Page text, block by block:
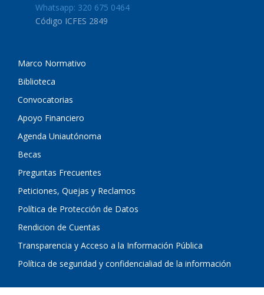
Whatsapp: 320 675 0464
Código ICFES 2849
Marco Normativo
Biblioteca
Convocatorias
Apoyo Financiero
Agenda Uniautónoma
Becas
Preguntas Frecuentes
Peticiones, Quejas y Reclamos
Política de Protección de Datos
Rendicion de Cuentas
Transparencia y Acceso a la Información Pública
Política de seguridad y confidencialiad de la información